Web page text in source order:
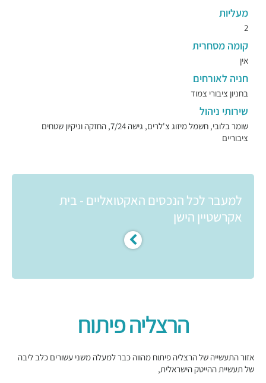
מעליות
2
קומה מסחרית
אין
חניה לאורחים
בחניון ציבורי צמוד
שירותי ניהול
שומר בלובי, חשמל מיזוג צ'לרים, גישה 7/24, החזקה וניקיון שטחים
ציבוריים
למעבר לכל הנכסים האקטואליים - בית
אקרשטיין הישן
הרצליה פיתוח
אזור התעשייה של הרצליה פיתוח מהווה כבר למעלה משני עשורים כלב ליבה
של תעשיית ההייטק הישראלית,